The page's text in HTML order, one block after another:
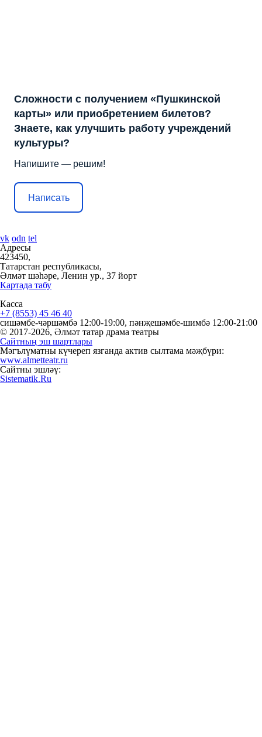
Сложности с получением «Пушкинской
карты» или приобретением билетов?
Знаете, как улучшить работу учреждений
культуры?
Напишите — решим!
Написать
vk odn tel
Адресы
423450,
Татарстан республикасы,
Әлмәт шәһәре, Ленин ур., 37 йорт
Картада табу
Касса
+7 (8553) 45 46 40
сишәмбе-чәршәмбә 12:00-19:00, пәнҗешәмбе-шимбә 12:00-21:00
© 2017-2026, Әлмәт татар драма театры
Сайтның эш шартлары
Мәгълүматны күчереп язганда актив сылтама мәҗбүри:
www.almetteatr.ru
Сайтны эшләү:
Sistematik.Ru